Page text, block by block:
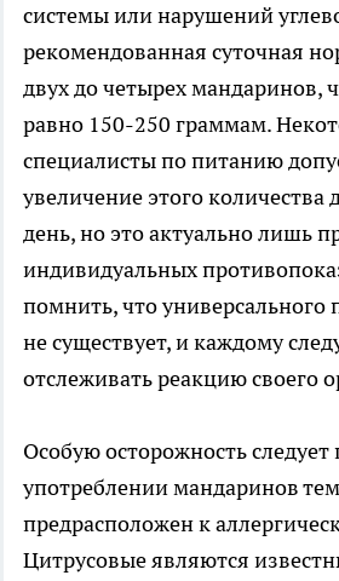
системы или нарушений
рекомендованная суточная
двух до четырех мандаринов,
равно 150-250 граммам.
специалисты по питанию
увеличение этого количества
день, но это актуально лишь
индивидуальных
помнить, что универсального
не существует, и каждому
отслеживать реакцию своего
Особую осторожность
употреблении мандаринов
предрасположен к
Цитрусовые являются